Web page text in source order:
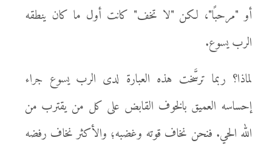
أو "مرحبًا"، لكن "لا تخف" كانت أول ما كان ينطقه
الرب يسوع.
لماذا؟ ربما ترسَّخت هذه العبارة لدى الرب يسوع جراء
إحساسه العميق بالخوف القابض على كل من يقترب من
الله الحي. فنحن نخاف قوته وغضبه؛ والأكثر نخاف رفضه